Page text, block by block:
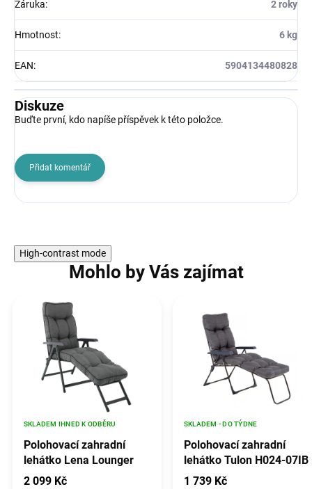
Záruka: 2 roky
Hmotnost: 6 kg
EAN: 5904134480828
Diskuze
Buďte první, kdo napíše příspěvek k této položce.
Přidat komentář
High-contrast mode
Mohlo by Vás zajímat
Polohovací zahradní
lehátko Lena Lounger
H024-07PB PATIO
SKLADEM IHNED K ODBĚRU
2 099 Kč
Polohovací zahradní
lehátko Tulon H024-07IB
PATIO
SKLADEM - DO TÝDNE
1 739 Kč